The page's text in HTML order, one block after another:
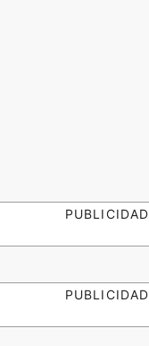
PUBLICIDAD
PUBLICIDAD